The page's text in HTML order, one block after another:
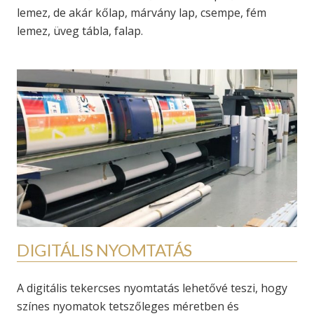
lemez, de akár kőlap, márvány lap, csempe, fém
lemez, üveg tábla, falap.
DIGITÁLIS NYOMTATÁS
A digitális tekercses nyomtatás lehetővé teszi, hogy
színes nyomatok tetszőleges méretben és